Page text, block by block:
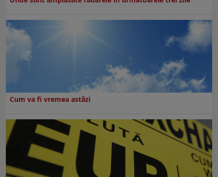
Cum va fi vremea astăzi